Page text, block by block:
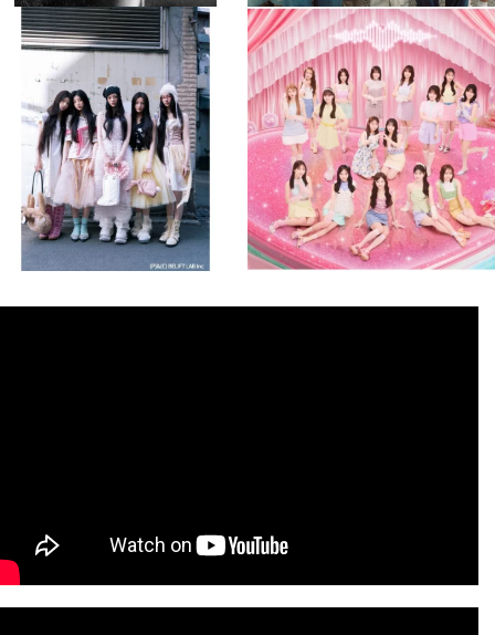
musicjapantv
💡8月特番放送決定！
8月 4
1 0
musicjapantv
💡8月特番放送決定！
...
8月 4
1 0